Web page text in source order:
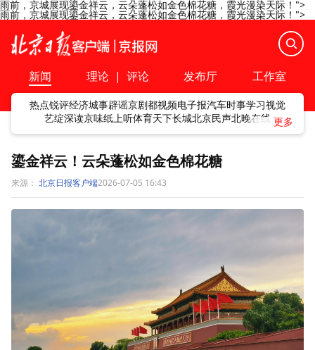
雨前，京城展现鎏金祥云，云朵蓬松如金色棉花糖，霞光漫染天际！ ">
雨前，京城展现鎏金祥云，云朵蓬松如金色棉花糖，霞光漫染天际！ ">
新闻 理论 | 评论 发布厅 工作室
热点锐评经济城事辟谣京剧都视频电子报汽车时事学习视觉
艺绽深读京味纸上听体育天下长城北京民声北晚在线
鎏金祥云！云朵蓬松如金色棉花糖
来源： 北京日报客户端2026-07-05 16:43